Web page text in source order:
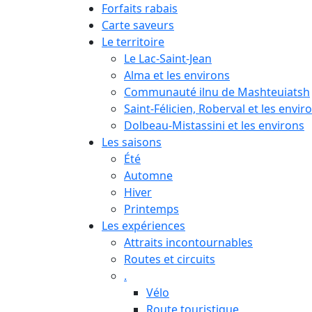
Forfaits rabais
Carte saveurs
Le territoire
Le Lac-Saint-Jean
Alma et les environs
Communauté ilnu de Mashteuiatsh
Saint-Félicien, Roberval et les
Dolbeau-Mistassini et les environs
Les saisons
Été
Automne
Hiver
Printemps
Les expériences
Attraits incontournables
Routes et circuits
.
Vélo